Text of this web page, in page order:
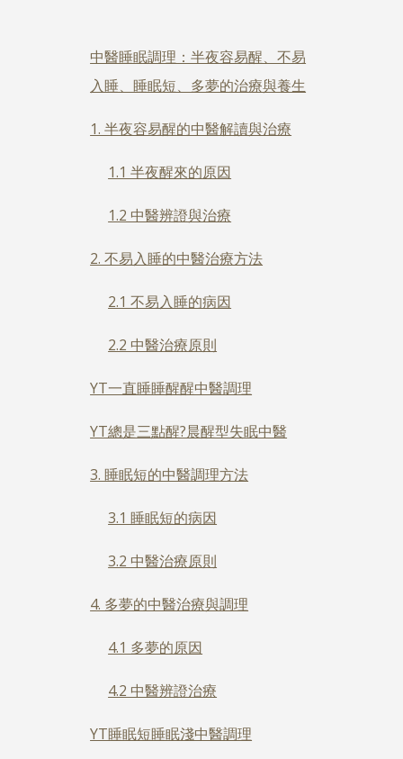
中醫睡眠調理：半夜容易醒、不易
入睡、睡眠短、多夢的治療與養生
1. 半夜容易醒的中醫解讀與治療
1.1 半夜醒來的原因
1.2 中醫辨證與治療
2. 不易入睡的中醫治療方法
2.1 不易入睡的病因
2.2 中醫治療原則
YT一直睡睡醒醒中醫調理
YT總是三點醒?晨醒型失眠中醫
3. 睡眠短的中醫調理方法
3.1 睡眠短的病因
3.2 中醫治療原則
4. 多夢的中醫治療與調理
4.1 多夢的原因
4.2 中醫辨證治療
YT睡眠短睡眠淺中醫調理